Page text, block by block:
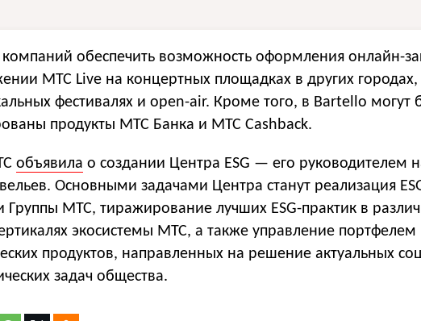
компаний обеспечить возможность оформления онлайн-
МТС Live на концертных площадках в других городах,
фестивалях и open-air. Кроме того, в Bartello могут
продукты МТС Банка и МТС Cashback.
объявила о создании Центра ESG — его руководителем
Основными задачами Центра станут реализация
Группы МТС, тиражирование лучших ESG-практик в
экосистемы МТС, а также управление портфелем
продуктов, направленных на решение актуальных
задач общества.